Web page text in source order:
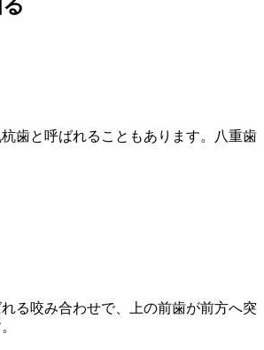
歯と呼ばれることもあります。八重歯
れる咬み合わせで、上の前歯が前方へ突